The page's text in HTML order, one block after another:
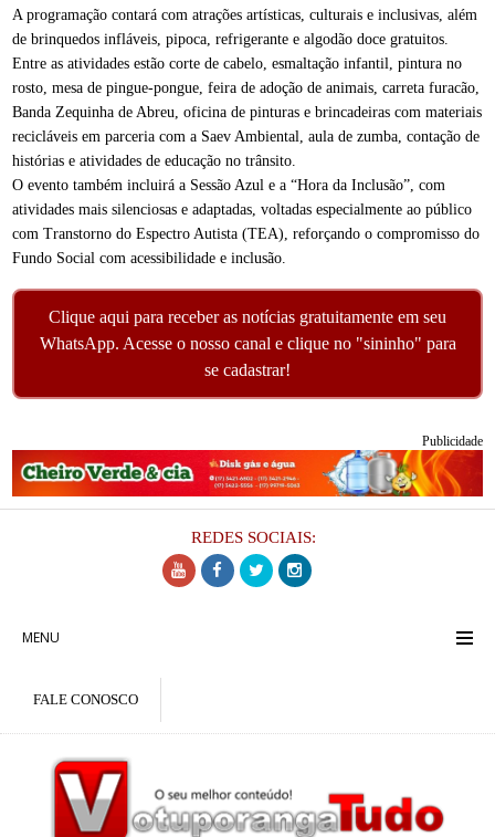
A programação contará com atrações artísticas, culturais e inclusivas, além
de brinquedos infláveis, pipoca, refrigerante e algodão doce gratuitos.
Entre as atividades estão corte de cabelo, esmaltação infantil, pintura no
rosto, mesa de pingue-pongue, feira de adoção de animais, carreta furacão,
Banda Zequinha de Abreu, oficina de pinturas e brincadeiras com materiais
recicláveis em parceria com a Saev Ambiental, aula de zumba, contação de
histórias e atividades de educação no trânsito.
O evento também incluirá a Sessão Azul e a “Hora da Inclusão”, com
atividades mais silenciosas e adaptadas, voltadas especialmente ao público
com Transtorno do Espectro Autista (TEA), reforçando o compromisso do
Fundo Social com acessibilidade e inclusão.
Clique aqui para receber as notícias gratuitamente em seu
WhatsApp. Acesse o nosso canal e clique no "sininho" para
se cadastrar!
Publicidade
REDES SOCIAIS:
MENU
FALE CONOSCO